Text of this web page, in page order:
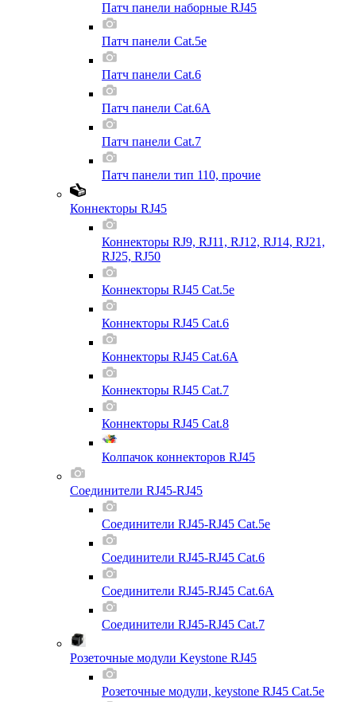
Патч панели наборные RJ45
Патч панели Cat.5e
Патч панели Cat.6
Патч панели Cat.6A
Патч панели Cat.7
Патч панели тип 110, прочие
Коннекторы RJ45
Коннекторы RJ9, RJ11, RJ12, RJ14, RJ21,
RJ25, RJ50
Коннекторы RJ45 Cat.5e
Коннекторы RJ45 Cat.6
Коннекторы RJ45 Cat.6A
Коннекторы RJ45 Cat.7
Коннекторы RJ45 Cat.8
Колпачок коннекторов RJ45
Соединители RJ45-RJ45
Соединители RJ45-RJ45 Cat.5e
Соединители RJ45-RJ45 Cat.6
Соединители RJ45-RJ45 Cat.6A
Соединители RJ45-RJ45 Cat.7
Розеточные модули Keystone RJ45
Розеточные модули, keystone RJ45 Cat.5e